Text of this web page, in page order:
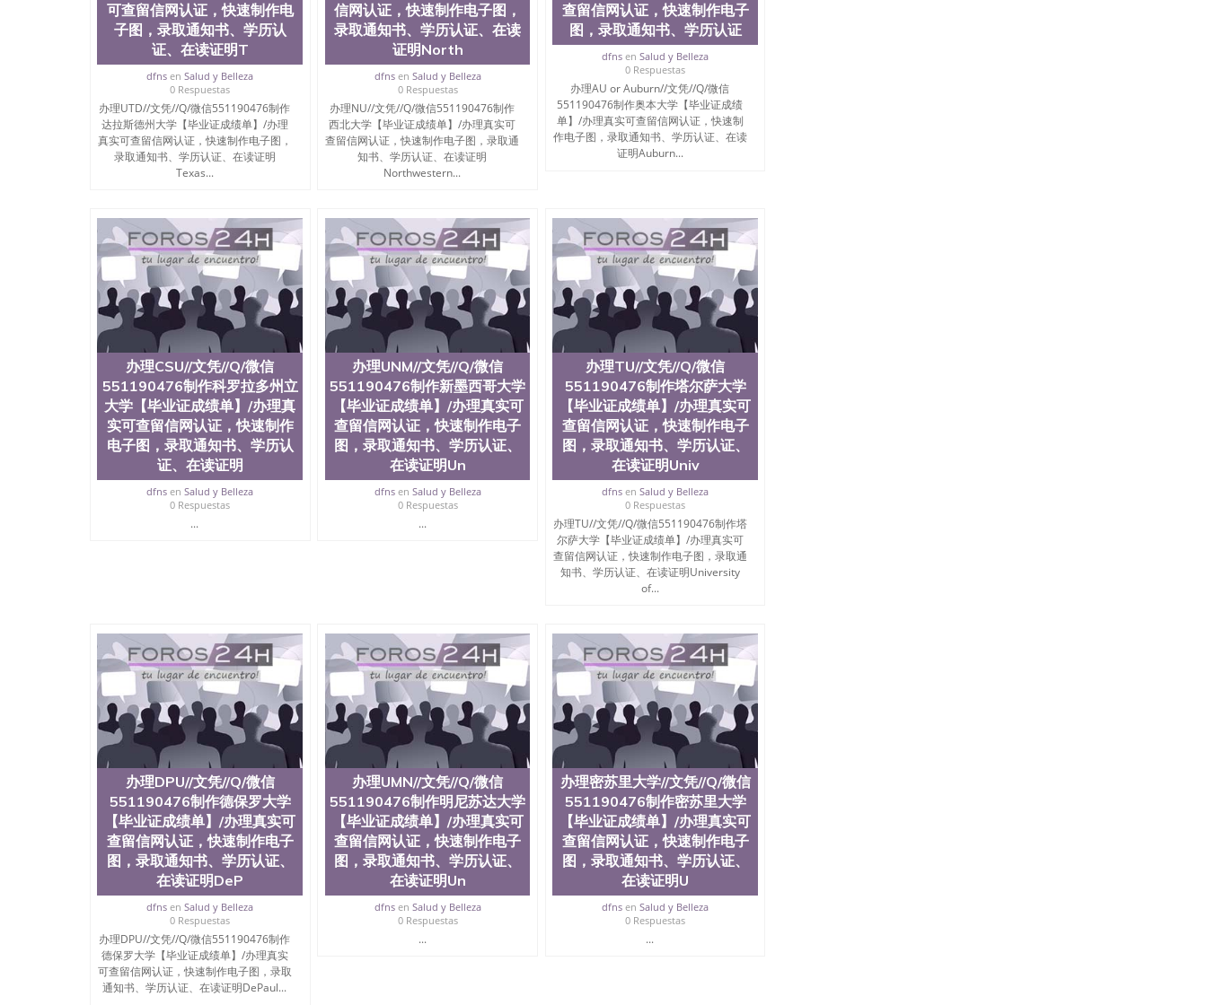
可查留信网认证，快速制作电
子图，录取通知书、学历认
证、在读证明T
dfns enSalud y Belleza
0 Respuestas
办理UTD//文凭//Q/微信551190476制作
达拉斯德州大学【毕业证成绩单】/办理
真实可查留信网认证，快速制作电子图，
录取通知书、学历认证、在读证明
Texas...
信网认证，快速制作电子图，
录取通知书、学历认证、在读
证明North
dfnsen Salud y Belleza
0 Respuestas
办理NU//文凭//Q/微信551190476制作
西北大学【毕业证成绩单】/办理真实可
查留信网认证，快速制作电子图，录取通
知书、学历认证、在读证明
Northwestern...
查留信网认证，快速制作电子
图，录取通知书、学历认证
dfns enSalud y Belleza
0 Respuestas
办理AU or Auburn//文凭//Q/微信
551190476制作奥本大学【毕业证成绩
单】/办理真实可查留信网认证，快速制
作电子图，录取通知书、学历认证、在读
证明Auburn...
办理CSU//文凭//Q/微信
551190476制作科罗拉多州立
大学【毕业证成绩单】/办理真
实可查留信网认证，快速制作
电子图，录取通知书、学历认
证、在读证明
dfns enSalud y Belleza
0 Respuestas
...
办理UNM//文凭//Q/微信
551190476制作新墨西哥大学
【毕业证成绩单】/办理真实可
查留信网认证，快速制作电子
图，录取通知书、学历认证、
在读证明Un
dfnsen Salud y Belleza
0 Respuestas
...
办理TU//文凭//Q/微信
551190476制作塔尔萨大学
【毕业证成绩单】/办理真实可
查留信网认证，快速制作电子
图，录取通知书、学历认证、
在读证明Univ
dfns enSalud y Belleza
0 Respuestas
办理TU//文凭//Q/微信551190476制作塔
尔萨大学【毕业证成绩单】/办理真实可
查留信网认证，快速制作电子图，录取通
知书、学历认证、在读证明University
of...
办理DPU//文凭//Q/微信
551190476制作德保罗大学
【毕业证成绩单】/办理真实可
查留信网认证，快速制作电子
图，录取通知书、学历认证、
在读证明DeP
dfns enSalud y Belleza
0 Respuestas
办理DPU//文凭//Q/微信551190476制作
德保罗大学【毕业证成绩单】/办理真实
可查留信网认证，快速制作电子图，录取
通知书、学历认证、在读证明DePaul...
办理UMN//文凭//Q/微信
551190476制作明尼苏达大学
【毕业证成绩单】/办理真实可
查留信网认证，快速制作电子
图，录取通知书、学历认证、
在读证明Un
dfnsen Salud y Belleza
0 Respuestas
...
办理密苏里大学//文凭//Q/微信
551190476制作密苏里大学
【毕业证成绩单】/办理真实可
查留信网认证，快速制作电子
图，录取通知书、学历认证、
在读证明U
dfns enSalud y Belleza
0 Respuestas
...